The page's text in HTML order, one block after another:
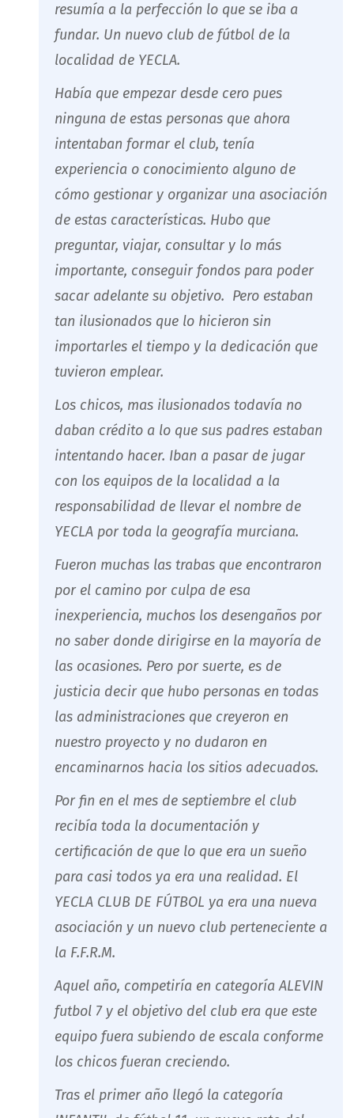
resumía a la perfección lo que se iba a
fundar. Un nuevo club de fútbol de la
localidad de YECLA.
Había que empezar desde cero pues
ninguna de estas personas que ahora
intentaban formar el club, tenía
experiencia o conocimiento alguno de
cómo gestionar y organizar una asociación
de estas características. Hubo que
preguntar, viajar, consultar y lo más
importante, conseguir fondos para poder
sacar adelante su objetivo. Pero estaban
tan ilusionados que lo hicieron sin
importarles el tiempo y la dedicación que
tuvieron emplear.
Los chicos, mas ilusionados todavía no
daban crédito a lo que sus padres estaban
intentando hacer. Iban a pasar de jugar
con los equipos de la localidad a la
responsabilidad de llevar el nombre de
YECLA por toda la geografía murciana.
Fueron muchas las trabas que encontraron
por el camino por culpa de esa
inexperiencia, muchos los desengaños por
no saber donde dirigirse en la mayoría de
las ocasiones. Pero por suerte, es de
justicia decir que hubo personas en todas
las administraciones que creyeron en
nuestro proyecto y no dudaron en
encaminarnos hacia los sitios adecuados.
Por fin en el mes de septiembre el club
recibía toda la documentación y
certificación de que lo que era un sueño
para casi todos ya era una realidad. El
YECLA CLUB DE FÚTBOL ya era una nueva
asociación y un nuevo club perteneciente a
la F.F.R.M.
Aquel año, competiría en categoría ALEVIN
futbol 7 y el objetivo del club era que este
equipo fuera subiendo de escala conforme
los chicos fueran creciendo.
Tras el primer año llegó la categoría